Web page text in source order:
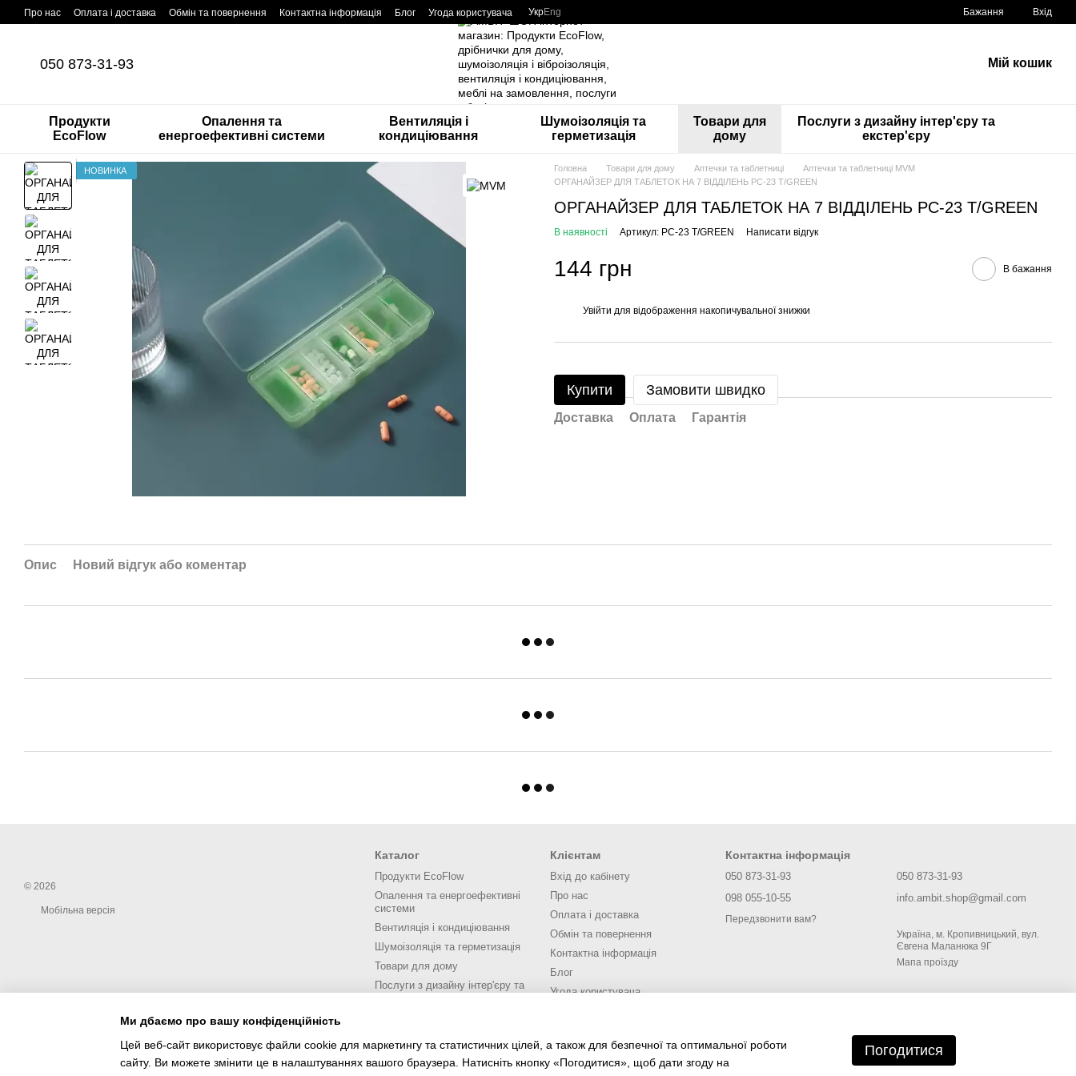
Перейти до основного контенту
Про нас Оплата і доставка Обмін та повернення Контактна інформація Блог Угода користувача УкрEng Бажання Вхід
050 873-31-93 Мій кошик
Продукти
EcoFlow
Опалення та
енергоефективні системи
Вентиляція і
кондиціювання
Шумоізоляція та
герметизація
Товари для
дому
Послуги з дизайну інтер'єру та
екстер'єру
НОВИНКА Головна Товари для дому Аптечки та таблетниці
Аптечки та таблетниці MVM
ОРГАНАЙЗЕР ДЛЯ ТАБЛЕТОК НА 7 ВІДДІЛЕНЬ PC-23 T/GREEN
ОРГАНАЙЗЕР ДЛЯ ТАБЛЕТОК НА 7 ВІДДІЛЕНЬ PC-23 T/GREEN
В наявності Артикул: PC-23 T/GREEN Написати відгук
144 грн В бажання
Увійти для відображення накопичувальної знижки
Купити Замовити швидко
Доставка Оплата Гарантія
Опис Новий відгук або коментар
© 2026
Мобільна версія
Каталог
Продукти EcoFlow
Опалення та енергоефективні
системи
Вентиляція і кондиціювання
Шумоізоляція та герметизація
Товари для дому
Послуги з дизайну інтер'єру та
Клієнтам
Вхід до кабінету
Про нас
Оплата і доставка
Обмін та повернення
Контактна інформація
Блог
Угода користувача
Контактна інформація
050 873-31-93
098 055-10-55
Передзвонити вам?
050 873-31-93
info.ambit.shop@gmail.com
Україна, м. Кропивницький, вул.
Євгена Маланюка 9Г
Мапа проїзду
Ми дбаємо про вашу конфіденційність
Цей веб-сайт використовує файли cookie для маркетингу та статистичних цілей, а також для безпечної та оптимальної роботи
сайту. Ви можете змінити це в налаштуваннях вашого браузера. Натисніть кнопку «Погодитися», щоб дати згоду на
Погодитися